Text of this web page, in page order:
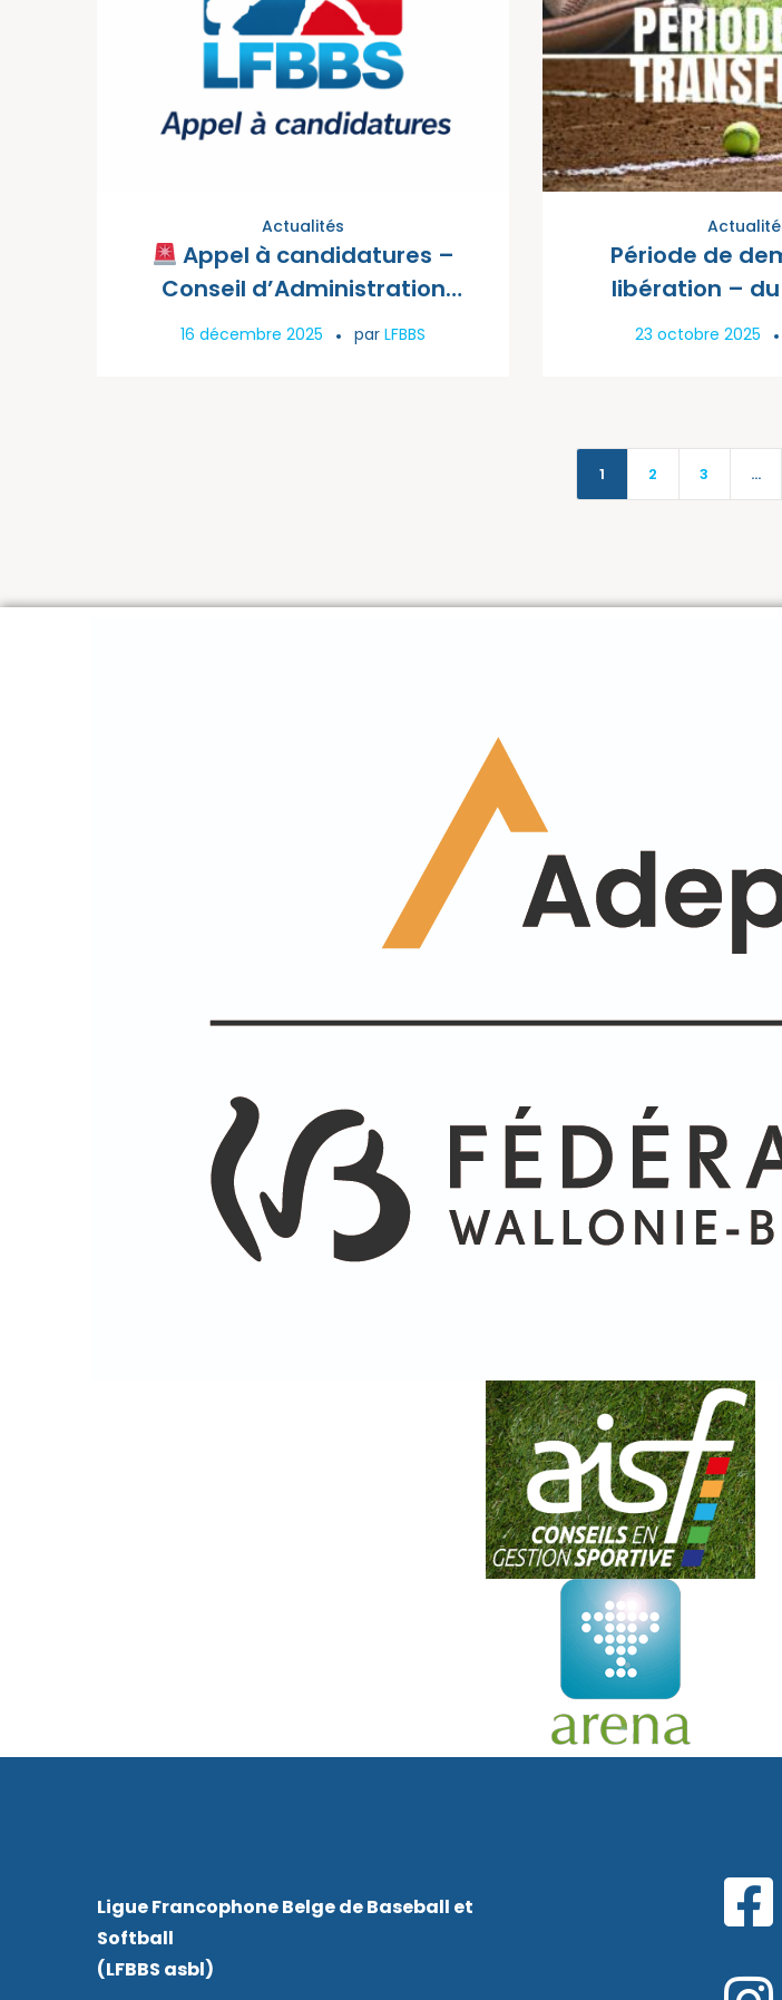
Actualités
Appel à candidatures –
Conseil d’Administration
LFBBS
16 décembre 2025 par LFBBS
Période de
libération – du
23 octobre 2025
1 2 3 …
Ligue Francophone Belge de Baseball et
Softball
(LFBBS asbl)